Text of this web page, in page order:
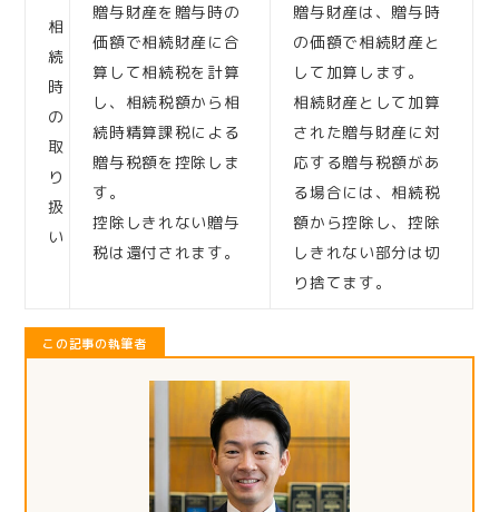
相
続
時
の
取
り
扱
い
贈与財産を贈与時の
価額で相続財産に合
算して相続税を計算
し、相続税額から相
続時精算課税による
贈与税額を控除しま
す。
控除しきれない贈与
税は還付されます。
贈与財産は、贈与時
の価額で相続財産と
して加算します。
相続財産として加算
された贈与財産に対
応する贈与税額があ
る場合には、相続税
額から控除し、控除
しきれない部分は切
り捨てます。
この記事の執筆者